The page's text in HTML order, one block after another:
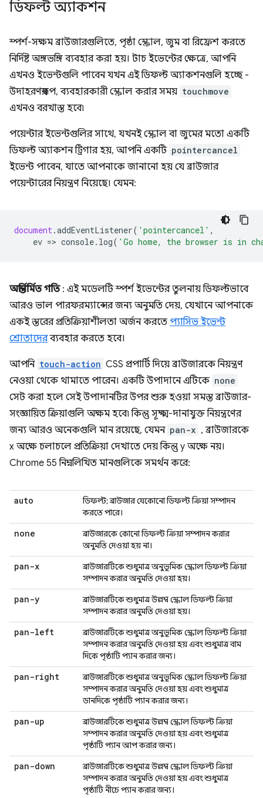
ডিফল্ট অ্যাকশন
স্পর্শ-সক্ষম ব্রাউজারগুলিতে, পৃষ্ঠা স্ক্রোল, জুম বা রিফ্রেশ করতে
নির্দিষ্ট অঙ্গভঙ্গি ব্যবহার করা হয়। টাচ ইভেন্টের ক্ষেত্রে, আপনি
এখনও ইভেন্টগুলি পাবেন যখন এই ডিফল্ট অ্যাকশনগুলি হচ্ছে -
উদাহরণস্বরূপ, ব্যবহারকারী স্ক্রোল করার সময় touchmove
এখনও বরখাস্ত হবে৷
পয়েন্টার ইভেন্টগুলির সাথে, যখনই স্ক্রোল বা জুমের মতো একটি
ডিফল্ট অ্যাকশন ট্রিগার হয়, আপনি একটি pointercancel
ইভেন্ট পাবেন, যাতে আপনাকে জানানো হয় যে ব্রাউজার
পয়েন্টারের নিয়ন্ত্রণ নিয়েছে। যেমন:
document.addEventListener( 'pointercancel' ,
ev => console. log( 'Go home, the browser is in
অন্তর্নির্মিত গতি: এই মডেলটি স্পর্শ ইভেন্টের তুলনায় ডিফল্টভাবে
আরও ভাল পারফরম্যান্সের জন্য অনুমতি দেয়, যেখানে আপনাকে
একই স্তরের প্রতিক্রিয়াশীলতা অর্জন করতে প্যাসিভ ইভেন্ট
শ্রোতাদেরব্যবহার করতে হবে।
আপনি touch-action CSS প্রপার্টি দিয়ে ব্রাউজারকে নিয়ন্ত্রণ
নেওয়া থেকে থামাতে পারেন। একটি উপাদানে এটিকে none
সেট করা হলে সেই উপাদানটির উপর শুরু হওয়া সমস্ত ব্রাউজার-
সংজ্ঞায়িত ক্রিয়াগুলি অক্ষম হবে৷ কিন্তু সূক্ষ্ম-দানাযুক্ত নিয়ন্ত্রণের
জন্য আরও অনেকগুলি মান রয়েছে, যেমন pan-x , ব্রাউজারকে
x অক্ষে চলাচলে প্রতিক্রিয়া দেখাতে দেয় কিন্তু y অক্ষে নয়।
Chrome 55 নিম্নলিখিত মানগুলিকে সমর্থন করে:
auto
ডিফল্ট; ব্রাউজার যেকোনো ডিফল্ট ক্রিয়া সম্পাদন
করতে পারে।
none
ব্রাউজারকে কোনো ডিফল্ট ক্রিয়া সম্পাদন করার
অনুমতি দেওয়া হয় না।
pan-x
ব্রাউজারটিকে শুধুমাত্র অনুভূমিক স্ক্রোল ডিফল্ট ক্রিয়া
সম্পাদন করার অনুমতি দেওয়া হয়।
pan-y
ব্রাউজারটিকে শুধুমাত্র উল্লম্ব স্ক্রোল ডিফল্ট ক্রিয়া
সম্পাদন করার অনুমতি দেওয়া হয়।
pan-left
ব্রাউজারটিকে শুধুমাত্র অনুভূমিক স্ক্রোল ডিফল্ট ক্রিয়া
সম্পাদন করার অনুমতি দেওয়া হয় এবং শুধুমাত্র বাম
দিকে পৃষ্ঠাটি প্যান করার জন্য।
pan-right
ব্রাউজারটিকে শুধুমাত্র অনুভূমিক স্ক্রোল ডিফল্ট ক্রিয়া
সম্পাদন করার অনুমতি দেওয়া হয় এবং শুধুমাত্র
ডানদিকে পৃষ্ঠাটি প্যান করার জন্য।
pan-up
ব্রাউজারটিকে শুধুমাত্র উল্লম্ব স্ক্রোল ডিফল্ট ক্রিয়া
সম্পাদন করার অনুমতি দেওয়া হয় এবং শুধুমাত্র
পৃষ্ঠাটি প্যান আপ করার জন্য।
pan-down
ব্রাউজারটিকে শুধুমাত্র উল্লম্ব স্ক্রোল ডিফল্ট ক্রিয়া
সম্পাদন করার অনুমতি দেওয়া হয় এবং শুধুমাত্র
পৃষ্ঠাটি নীচে প্যান করার জন্য।